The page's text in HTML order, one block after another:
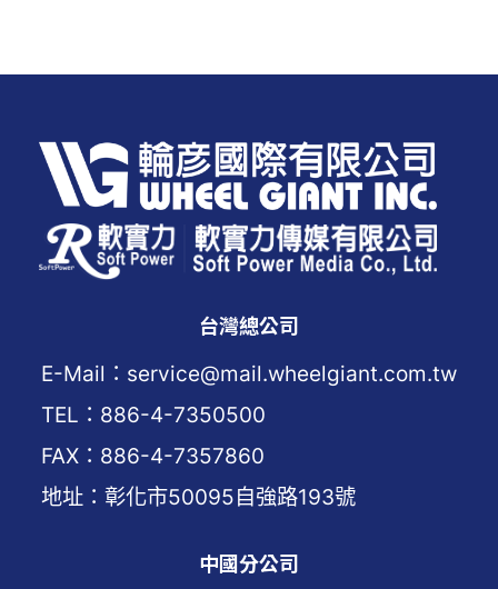
台灣總公司
E-Mail：service@mail.wheelgiant.com.tw
TEL：886-4-7350500
FAX：886-4-7357860
地址：彰化市50095自強路193號
中國分公司